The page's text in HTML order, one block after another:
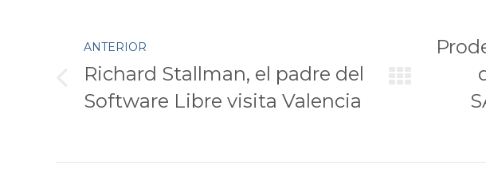
entre
publicaciones
ANTERIOR
anterior:
Richard Stallman, el padre del
Software Libre visita Valencia